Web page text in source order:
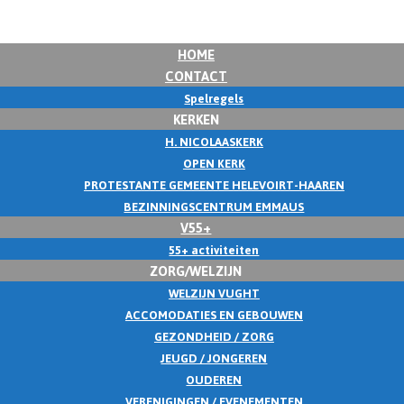
HOME
CONTACT
Spelregels
KERKEN
H. NICOLAASKERK
OPEN KERK
PROTESTANTE GEMEENTE HELEVOIRT-HAAREN
BEZINNINGSCENTRUM EMMAUS
V55+
55+ activiteiten
ZORG/WELZIJN
WELZIJN VUGHT
ACCOMODATIES EN GEBOUWEN
GEZONDHEID / ZORG
JEUGD / JONGEREN
OUDEREN